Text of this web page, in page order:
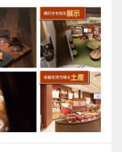
Vol.26 危機
や難局は 乗
り越えるため
にある
神戸のカクシ
ボタン 第七
十六回 「音
楽とお酒が愉
しめる艶やか
なBAR」